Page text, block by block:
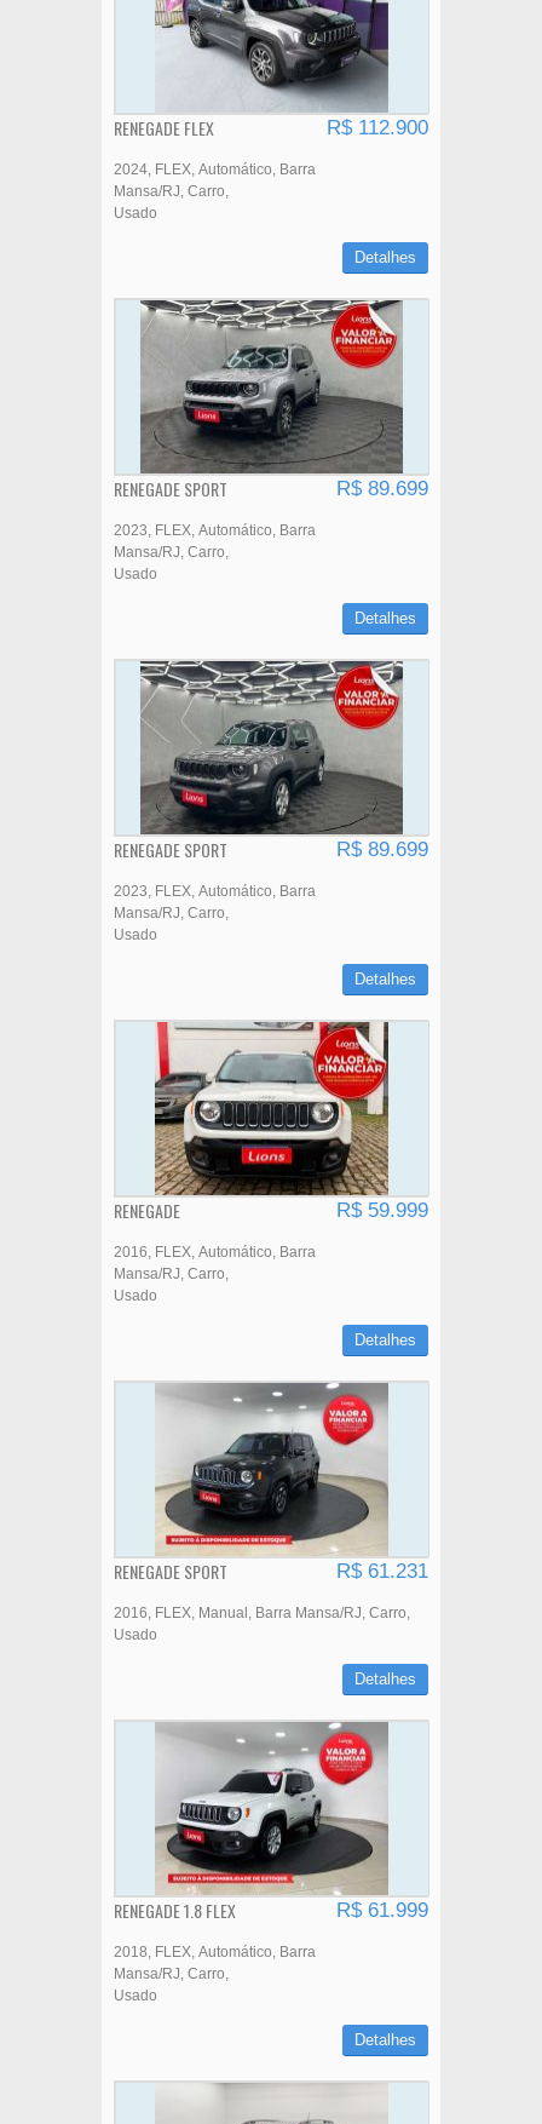
RENEGADE FLEX R$ 112.900
2024 FLEX Automático
Barra
Mansa/RJ Carro
Usado
Detalhes
RENEGADE SPORT R$ 89.699
2023 FLEX Automático
Barra
Mansa/RJ Carro
Usado
Detalhes
RENEGADE SPORT R$ 89.699
2023 FLEX Automático
Barra
Mansa/RJ Carro
Usado
Detalhes
RENEGADE R$ 59.999
2016 FLEX Automático
Barra
Mansa/RJ Carro
Usado
Detalhes
RENEGADE SPORT R$ 61.231
2016 FLEX Manual Barra Mansa/RJ Carro
Usado
Detalhes
RENEGADE 1.8 FLEX R$ 61.999
2018 FLEX Automático
Barra
Mansa/RJ Carro
Usado
Detalhes